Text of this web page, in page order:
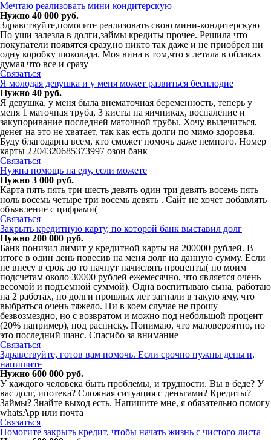
Мечтаю реализовать мини кондитерскую
Нужно 40 000 руб.
Здравствуйте,помогите реализовать свою мини-кондитерскую
По уши залезла в долги,займы кредиты прочее. Решила что
покупатели появятся сразу,но никто так даже и не приобрел ни
одну коробку шоколада. Моя вина в том,что я летала в облаках
думая что все и сразу
Связаться
Я молодая девушка и у меня может развиться бесплодие
Нужно 40 руб.
Я девушка, у меня была внематочная беременность, теперь у
меня 1 маточная труба, 3 кисты на яичниках, воспаление и
закупоривание последней маточной трубы. Хочу вылечиться,
денег на это не хватает, так как есть долги по мимо здоровья.
Буду благодарна всем, кто сможет помочь даже немного. Номер
карты 2204320685373997 озон банк
Связаться
Нужна помощь на еду, если можете
Нужно 3 000 руб.
Карта пять пять три шесть девять один три девять восемь пять
ноль восемь четыре три восемь девять . Сайт не хочет добавлять
объявление с цифрами(
Связаться
Закрыть кредитную карту, по которой банк выставил долг
Нужно 200 000 руб.
Банк понизил лимит у кредитной карты на 200000 рублей. В
итоге в один день повесив на меня долг на данную сумму. Если
не внесу в срок до то начнут начислять проценты( по моим
подсчетам около 30000 рублей ежемесячно, что является очень
весомой и подъемной суммой). Одна воспитываю сына, работаю
на 2 работах, но долги прошлых лет загнали в такую яму, что
выбраться очень тяжело. Ни в коем случае не прошу
безвозмездно, но с возвратом и можно под небольшой процент
(20% например), под расписку. Понимаю, что маловероятно, но
это последний шанс. Спасибо за внимание
Связаться
Здравствуйте, готов вам помочь. Если срочно нужны деньги,
напишите
Нужно 600 000 руб.
У каждого человека быть проблемы, и трудности. Вы в беде? У
вас долг, ипотека? Сложная ситуация с деньгами? Кредиты?
Займы? Знайте выход есть. Напишите мне, я обязательно помогу
whatsApp или почта
Связаться
Помогите закрыть кредит, чтобы начать жизнь с чистого листа